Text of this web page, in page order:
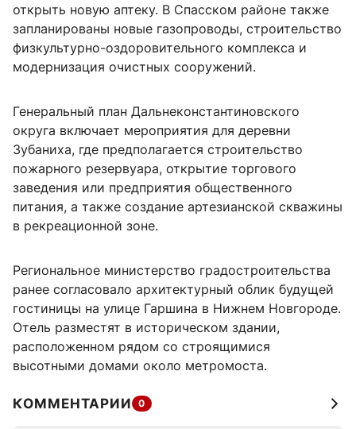
открыть новую аптеку. В Спасском районе также
запланированы новые газопроводы, строительство
физкультурно-оздоровительного комплекса и
модернизация очистных сооружений.
Генеральный план Дальнеконстантиновского
округа включает мероприятия для деревни
Зубаниха, где предполагается строительство
пожарного резервуара, открытие торгового
заведения или предприятия общественного
питания, а также создание артезианской скважины
в рекреационной зоне.
Региональное министерство градостроительства
ранее согласовало архитектурный облик будущей
гостиницы на улице Гаршина в Нижнем Новгороде.
Отель разместят в историческом здании,
расположенном рядом со строящимися
высотными домами около метромоста.
КОММЕНТАРИИ 0